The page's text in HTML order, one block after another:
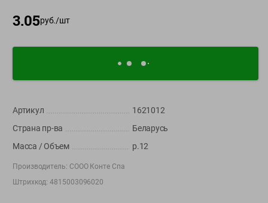
Приложение Green c
доставкой и бонусной картой
+375 44 560-60-61
Время работы Call-центра: Пн.- Пт. с 09.00 до 17.00, СБ, ВС -
выходной
shop@green-market.by
Пишите нам свои вопросы, предложения и комментарии
3.05руб./шт
Артикул
1621012
Страна пр-ва
Беларусь
Масса / Объем
р.12
Производитель: СООО Конте Спа
Штрихкод:4815003096020